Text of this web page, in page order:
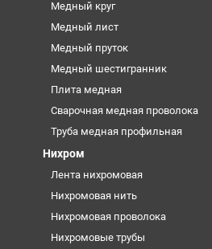
Медный круг
Медный лист
Медный пруток
Медный шестигранник
Плита медная
Сварочная медная проволока
Труба медная профильная
Нихром
Лента нихромовая
Нихромовая нить
Нихромовая проволока
Нихромовые трубы